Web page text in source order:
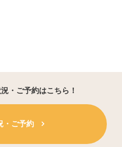
・ご予約はこちら！
・ご予約